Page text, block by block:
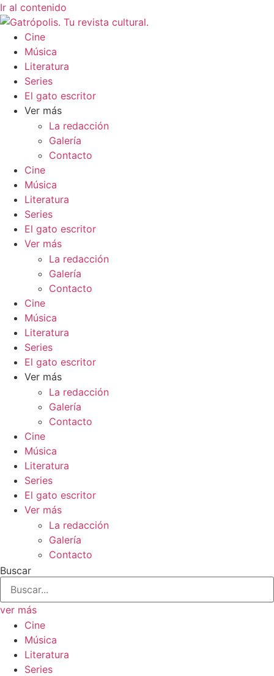
Ir al contenido
Cine
Música
Literatura
Series
El gato escritor
Ver más
La redacción
Galería
Contacto
Cine
Música
Literatura
Series
El gato escritor
Ver más
La redacción
Galería
Contacto
Cine
Música
Literatura
Series
El gato escritor
Ver más
La redacción
Galería
Contacto
Cine
Música
Literatura
Series
El gato escritor
Ver más
La redacción
Galería
Contacto
Buscar
ver más
Cine
Música
Literatura
Series